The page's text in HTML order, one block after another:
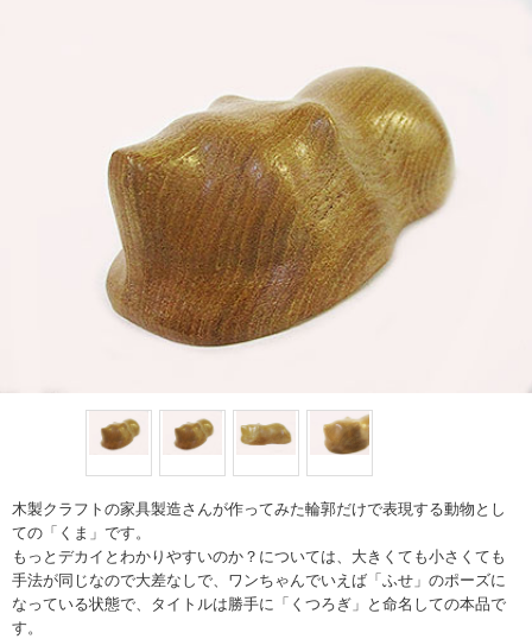
木製クラフトの家具製造さんが作ってみた輪郭だけで表現する動物とし
ての「くま」です。
もっとデカイとわかりやすいのか？については、大きくても小さくても
手法が同じなので大差なしで、ワンちゃんでいえば「ふせ」のポーズに
なっている状態で、タイトルは勝手に「くつろぎ」と命名しての本品で
す。